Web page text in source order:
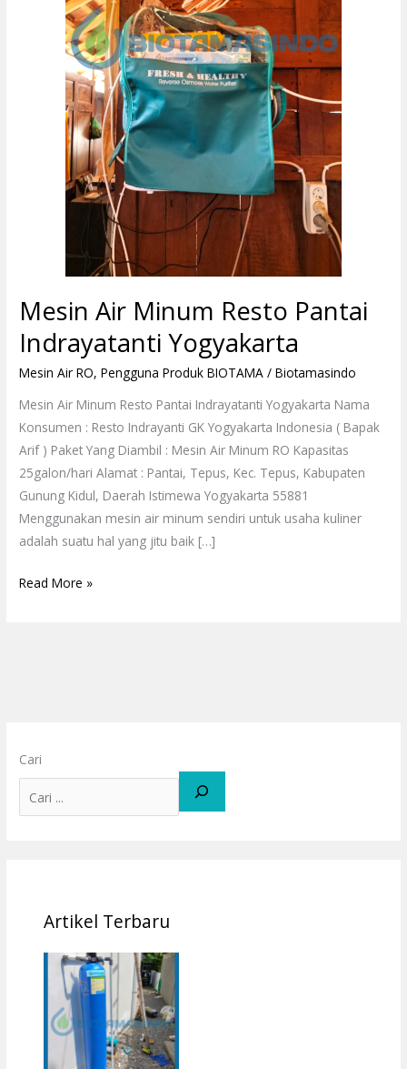
Mesin Air Minum Resto Pantai
Indrayatanti Yogyakarta
Mesin Air RO,Pengguna Produk BIOTAMA /Biotamasindo
Mesin Air Minum Resto Pantai Indrayatanti Yogyakarta Nama
Konsumen : Resto Indrayanti GK Yogyakarta Indonesia ( Bapak
Arif ) Paket Yang Diambil : Mesin Air Minum RO Kapasitas
25galon/hari Alamat : Pantai, Tepus, Kec. Tepus, Kabupaten
Gunung Kidul, Daerah Istimewa Yogyakarta 55881
Menggunakan mesin air minum sendiri untuk usaha kuliner
adalah suatu hal yang jitu baik […]
Indrayatanti
Yogyakarta
Read More »
Cari
Artikel Terbaru